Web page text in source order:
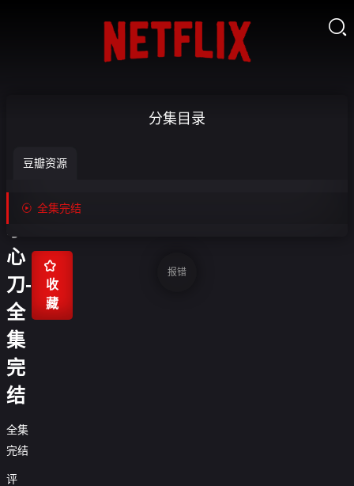

王
的
掌
心
刀-
全
集
完
结
全集
完结

收
藏
评
分集目录
豆瓣资源
 全集完结
报错